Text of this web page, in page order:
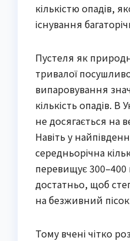
кількістю опадів,
існування
Пустеля як
тривалої
випаровування
кількість опадів. В
не досягається на
Навіть у
середньорічна
перевищує
достатньо, щоб
на безживний
Тому вчені чітко